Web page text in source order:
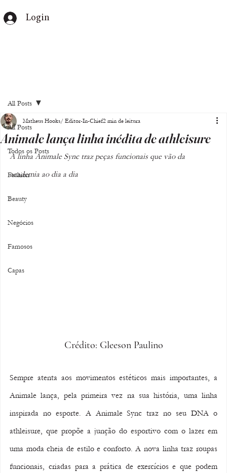
Login
All Posts
Todos os Posts
Fashion
Beauty
Negócios
Famosos
Capas
All Posts
Animale lança linha inédita de athleisure
Matheus Hooks/ Editor-In-Chief2 min de leitura
A linha Animale Sync traz peças funcionais que vão da
academia ao dia a dia
Crédito: Gleeson Paulino
Sempre atenta aos movimentos estéticos mais importantes, a
Animale lança, pela primeira vez na sua história, uma linha
inspirada no esporte. A Animale Sync traz no seu DNA o
athleisure, que propõe a junção do esportivo com o lazer em
uma moda cheia de estilo e conforto. A nova linha traz roupas
funcionais, criadas para a prática de exercícios e que podem